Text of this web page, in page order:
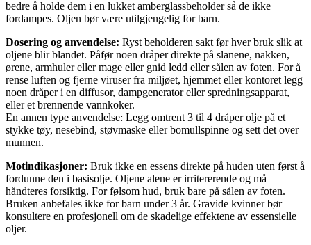
bedre å holde dem i en lukket amberglassbeholder så de ikke
fordampes. Oljen bør være utilgjengelig for barn.
Dosering og anvendelse: Ryst beholderen sakt før hver bruk slik at
oljene blir blandet. Påfør noen dråper direkte på slanene, nakken,
ørene, armhuler eller mage eller gnid ledd eller sålen av foten. For å
rense luften og fjerne viruser fra miljøet, hjemmet eller kontoret legg
noen dråper i en diffusor, dampgenerator eller spredningsapparat,
eller et brennende vannkoker.
En annen type anvendelse: Legg omtrent 3 til 4 dråper olje på et
stykke tøy, nesebind, støvmaske eller bomullspinne og sett det over
munnen.
Motindikasjoner: Bruk ikke en essens direkte på huden uten først å
fordunne den i basisolje. Oljene alene er irritererende og må
håndteres forsiktig. For følsom hud, bruk bare på sålen av foten.
Bruken anbefales ikke for barn under 3 år. Gravide kvinner bør
konsultere en profesjonell om de skadelige effektene av essensielle
oljer.